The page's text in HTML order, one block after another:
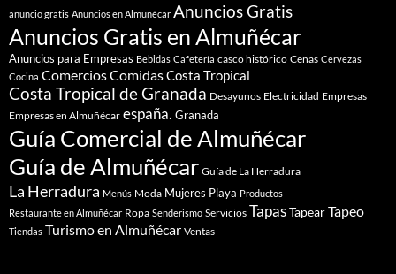
anuncio gratis Anuncios en Almuñécar Anuncios Gratis
Anuncios Gratis en Almuñécar
Anuncios para Empresas Bebidas Cafetería casco histórico Cenas Cervezas
Cocina ComerciosComidasCosta Tropical
Costa Tropical de Granada Desayunos Electricidad Empresas
Empresas en Almuñécar españa. Granada
Guía Comercial de Almuñécar
Guía de Almuñécar Guía de La Herradura
La Herradura Menús Moda Mujeres Playa Productos
Restaurante en Almuñécar Ropa Senderismo Servicios TapasTapearTapeo
Tiendas Turismo en Almuñécar Ventas